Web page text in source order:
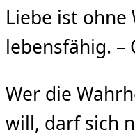
Liebe ist
lebensfähig. –
Wer die
will, darf sich